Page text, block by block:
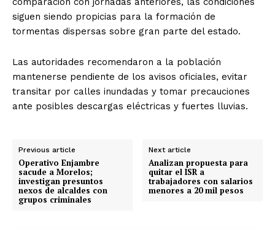
siguen siendo propicias para la formación de
tormentas dispersas sobre gran parte del estado.
Las autoridades recomendaron a la población
mantenerse pendiente de los avisos oficiales, evitar
transitar por calles inundadas y tomar precauciones
ante posibles descargas eléctricas y fuertes lluvias.
Previous article
Operativo Enjambre
sacude a Morelos;
investigan presuntos
nexos de alcaldes con
grupos criminales
Next article
Analizan propuesta para
quitar el ISR a
trabajadores con salarios
menores a 20 mil pesos